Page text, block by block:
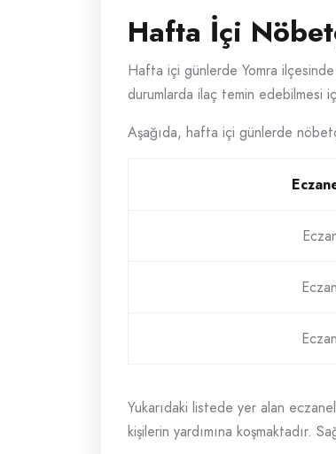
Hafta İçi
Hafta içi günlerde Yomra
durumlarda ilaç temin edebilmesi
Aşağıda, hafta içi günlerde
Yukarıdaki listede yer alan
kişilerin yardımına koşmaktadır.